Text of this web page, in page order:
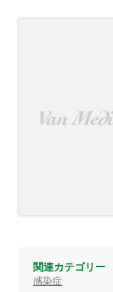
関連カテゴリー
感染症